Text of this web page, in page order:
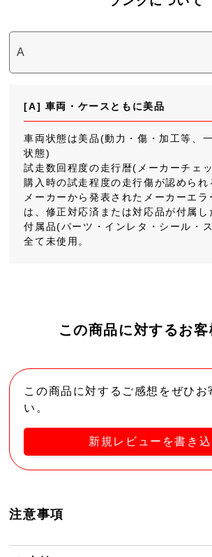
[A] 車両・ケースともに美品
車両状態は美品(動力・傷・加工等、
状態)
試走数回程度の走行暦(メーカーチェ
購入時の試走程度の走行傷が認められ
メーカーから発表されたメーカーエラ
は、修正対応済または対応品が付属し
付属品(パーツ・インレタ・シール・
全て未使用。
この商品に対するお
この商品に対するご感想をぜひお
い。
新規レビューを書き込
注意事項